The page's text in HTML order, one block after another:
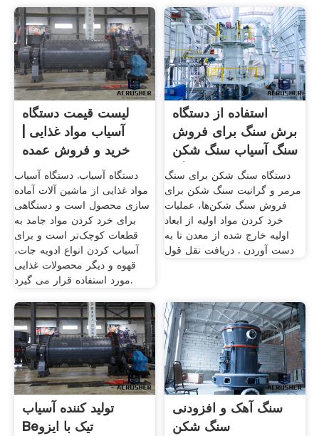
لیست قیمت دستگاه
آسیاب مواد غذایی |
خرید و فروش عمده
دستگاه آسیاب. دستگاه آسیاب
مواد غذایی از ماشین آلات آماده
سازی محصول است و دستگاهی
برای خرد کردن مواد جامد به
قطعات کوچک‌تر است و برای
آسیاب کردن انواع ادویه جات،
قهوه و دیگر محصولات غذایی
مورد استفاده قرار می گیرد.
استفاده از دستگاه
برش سنگ برای فروش
سنگ آسیاب سنگ شکن
سنگ
دستگاه سنگ شکن برای سنگ
مرمر و گرانیت سنگ شکن برای
فروش سنگ شکن‌ها، عملیات
خرد کردن مواد اولیه از ابعاد
اولیه خارج شده از معدن تا به‌
دست آوردن . دریافت نقل قول
تولید کننده آسیاب
Веتیک با ایزو
سنگ آهک و افزودنی
سنگ شکن